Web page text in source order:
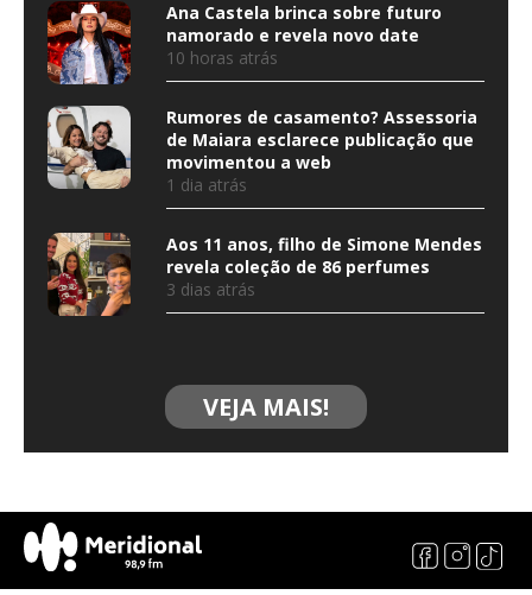
Ana Castela brinca sobre futuro
namorado e revela novo date
10 horas atrás
Rumores de casamento? Assessoria
de Maiara esclarece publicação que
movimentou a web
1 dia atrás
Aos 11 anos, filho de Simone Mendes
revela coleção de 86 perfumes
3 dias atrás
VEJA MAIS!